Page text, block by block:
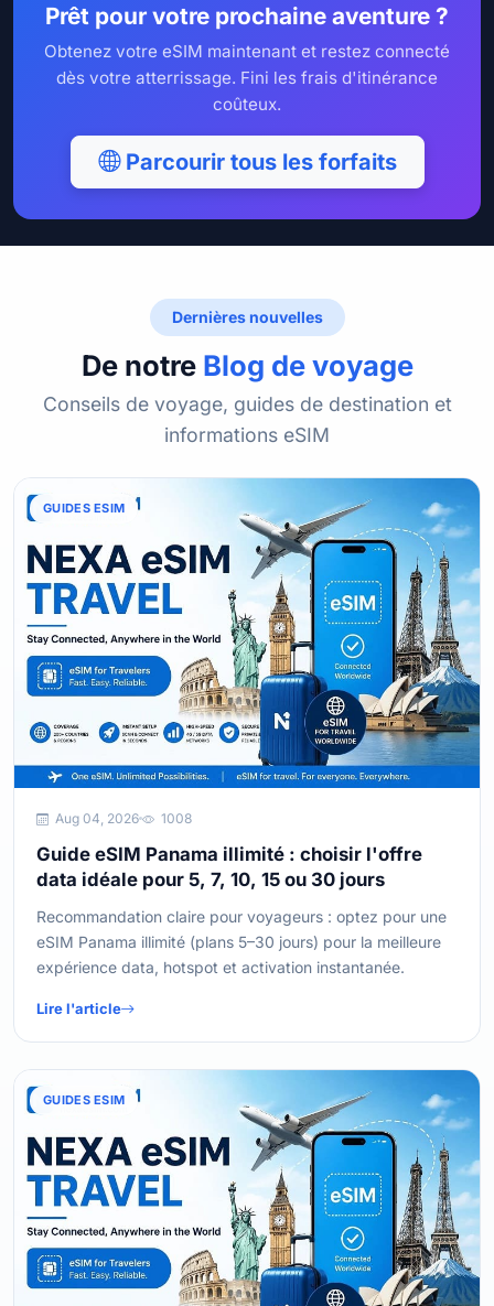
Prêt pour votre prochaine aventure ?
Obtenez votre eSIM maintenant et restez connecté
dès votre atterrissage. Fini les frais d'itinérance
coûteux.
Parcourir tous les forfaits
Dernières nouvelles
De notre Blog de voyage
Conseils de voyage, guides de destination et
informations eSIM
GUIDES ESIM
Aug 04, 2026 1008
Guide eSIM Panama illimité : choisir l'offre
data idéale pour 5, 7, 10, 15 ou 30 jours
Recommandation claire pour voyageurs : optez pour une
eSIM Panama illimité (plans 5–30 jours) pour la meilleure
expérience data, hotspot et activation instantanée.
Lire l'article
GUIDES ESIM